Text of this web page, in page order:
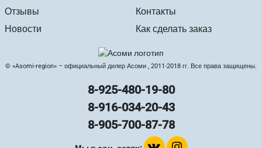
Отзывы
Новости
Контакты
Как сделать заказ
© «Asomi-region» – официальный дилер Асоми , 2011-2018 гг. Все права защищены.
8-925-480-19-80
8-916-034-20-43
8-905-700-87-78